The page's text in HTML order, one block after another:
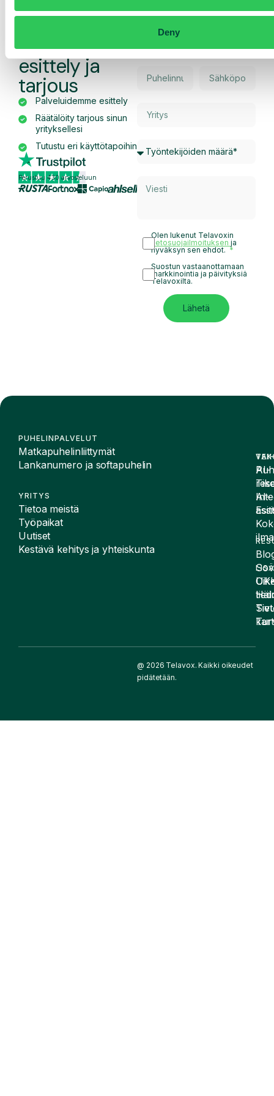
Deny
räätälöity
esittely ja
tarjous
Palveluidemme esittely
Räätälöity tarjous sinun
yrityksellesi
Tutustu eri käyttötapoihin
Perustuu 430 arvosteluun
Olen lukenut Telavoxin
tietosuojailmoituksenja
hyväksyn sen ehdot.
Suostun vastaanottamaan
markkinointia ja päivityksiä
Telavoxilta.
Lähetä
PUHELINPALVELUT
Matkapuhelinliittymät
Lankanumero ja softapuhelin
YRITYS
Tietoa meistä
Työpaikat
Uutiset
Kestävä kehitys ja yhteiskunta
AI-
AI-
@ 2026 Telavox. Kaikki oikeudet
pidätetään.